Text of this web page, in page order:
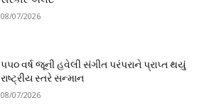
08/07/2026
૫૫૦ વર્ષ જૂની હવેલી સંગીત પરંપરાને પ્રાપ્ત થયું
રાષ્ટ્રીય સ્તરે સન્માન
08/07/2026